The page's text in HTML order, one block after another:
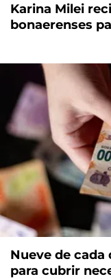
Karina Milei
bonaerenses
Nueve de
para cubrir